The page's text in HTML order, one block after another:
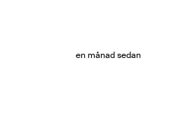
en månad sedan